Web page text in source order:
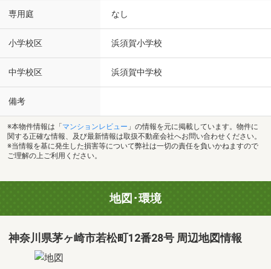
専用庭 なし
小学校区 浜須賀小学校
中学校区 浜須賀中学校
備考
※本物件情報は「 マンションレビュー 」の情報を元に掲載しています。物件に
関する正確な情報、及び最新情報は取扱不動産会社へお問い合わせください。
※当情報を基に発生した損害等について弊社は一切の責任を負いかねますので
ご理解の上ご利用ください。
地図･環境
神奈川県茅ヶ崎市若松町12番28号 周辺地図情報